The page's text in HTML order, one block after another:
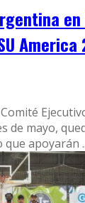
de mayo,
que apoyarán